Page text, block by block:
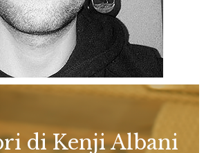
di Kenji Albani